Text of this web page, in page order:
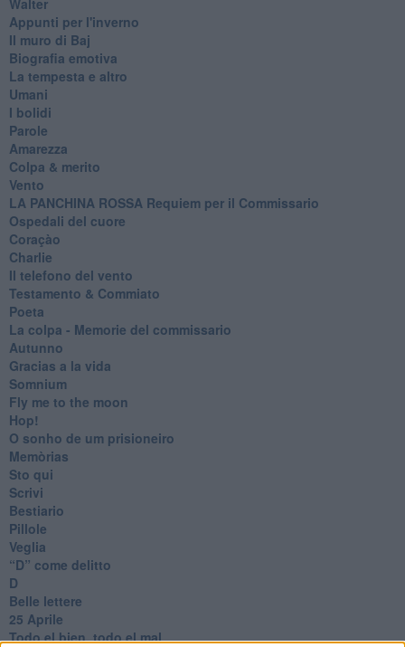
Appunti per l'inverno
Il muro di Baj
Biografia emotiva
La tempesta e altro
Umani
I bolidi
Parole
Amarezza
Colpa & merito
Vento
​LA PANCHINA ROSSA Requiem per il Commissario
Ospedali del cuore
Coraçào
Charlie
Il telefono del vento
Testamento & Commiato
Poeta
​La colpa - Memorie del commissario
Autunno
Gracias a la vida
Somnium
Fly me to the moon
Hop!
O sonho de um prisioneiro
Memòrias
Sto qui
Scrivi
Bestiario
Pillole
Veglia
​“D” come delitto
D
Belle lettere
25 Aprile
Todo el bien, todo el mal